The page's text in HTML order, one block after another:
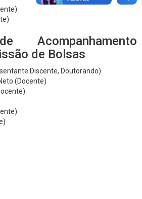
Acompanhamento
de Bolsas
Discente, Doutorando)
(Docente)